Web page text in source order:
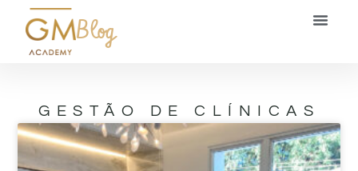
Blog
GESTÃO DE CLÍNICAS